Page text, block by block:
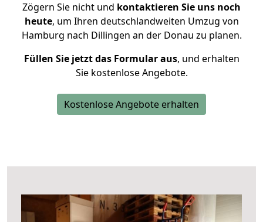
Zögern Sie nicht und kontaktieren Sie uns noch
heute, um Ihren deutschlandweiten Umzug von
Hamburg nach Dillingen an der Donau zu planen.
Füllen Sie jetzt das Formular aus, und erhalten
Sie kostenlose Angebote.
Kostenlose Angebote erhalten